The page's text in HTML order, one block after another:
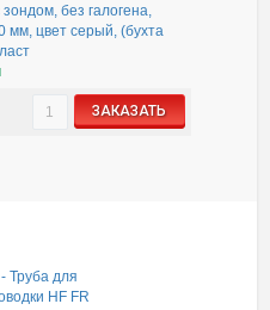
без галогена,
мм, цвет серый, (бухта
ЗАКАЗАТЬ
-Труба для
HF FR